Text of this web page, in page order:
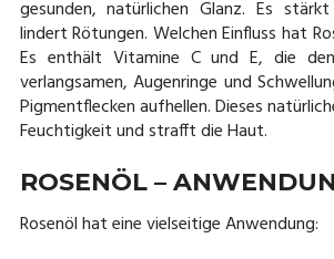
gesunden, natürlichen Glanz. Es
lindert Rötungen. Welchen Einfluss hat
Es enthält Vitamine C und E, die
verlangsamen, Augenringe und
Pigmentflecken aufhellen. Dieses
Feuchtigkeit und strafft die Haut.
ROSENÖL –
Rosenöl hat eine vielseitige Anwendung: